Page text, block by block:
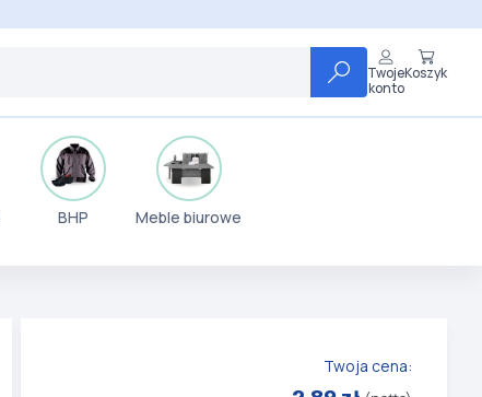
Twoje
konto
Koszyk
BHP Meble biurowe
Twoja cena: